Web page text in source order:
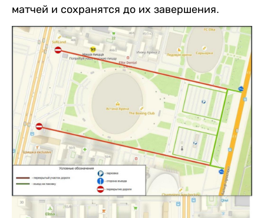
матчей и сохранятся до их завершения.